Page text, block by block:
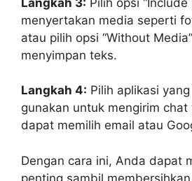
menyertakan media seperti
atau pilih opsi “Without
menyimpan teks.
Langkah 4: Pilih aplikasi
gunakan untuk mengirim
dapat memilih email atau
Dengan cara ini, Anda dapat
penting sambil